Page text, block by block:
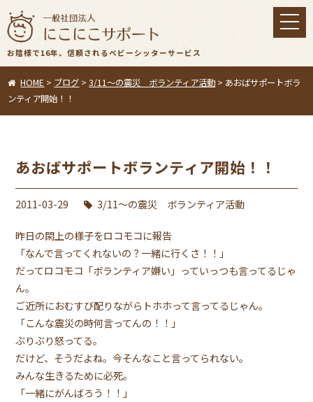
お陰様で16年、信頼されるベビーシッターサービス
toggle
HOME > ブログ >3/11〜の震災 ボランティア活動> あおばサポートボラ
ンティア開始！！
あおばサポートボランティア開始！！
2011-03-29 3/11〜の震災 ボランティア活動
昨日の閖上の様子をロコモコに報告
「なんで言ってくれないの？一緒に行くさ！！」
だってロコモコ「ボランティア嫌い」っていっつも言ってるじゃ
ん。
ご近所におむすび配りながらトホホって言ってるじゃん。
「こんな震災の時何言ってんの！！」
ぶりぶり怒ってる。
だけど、そうだよね。今そんなこと言ってられない。
みんな生きるために必死。
「一緒にがんばろう！！」